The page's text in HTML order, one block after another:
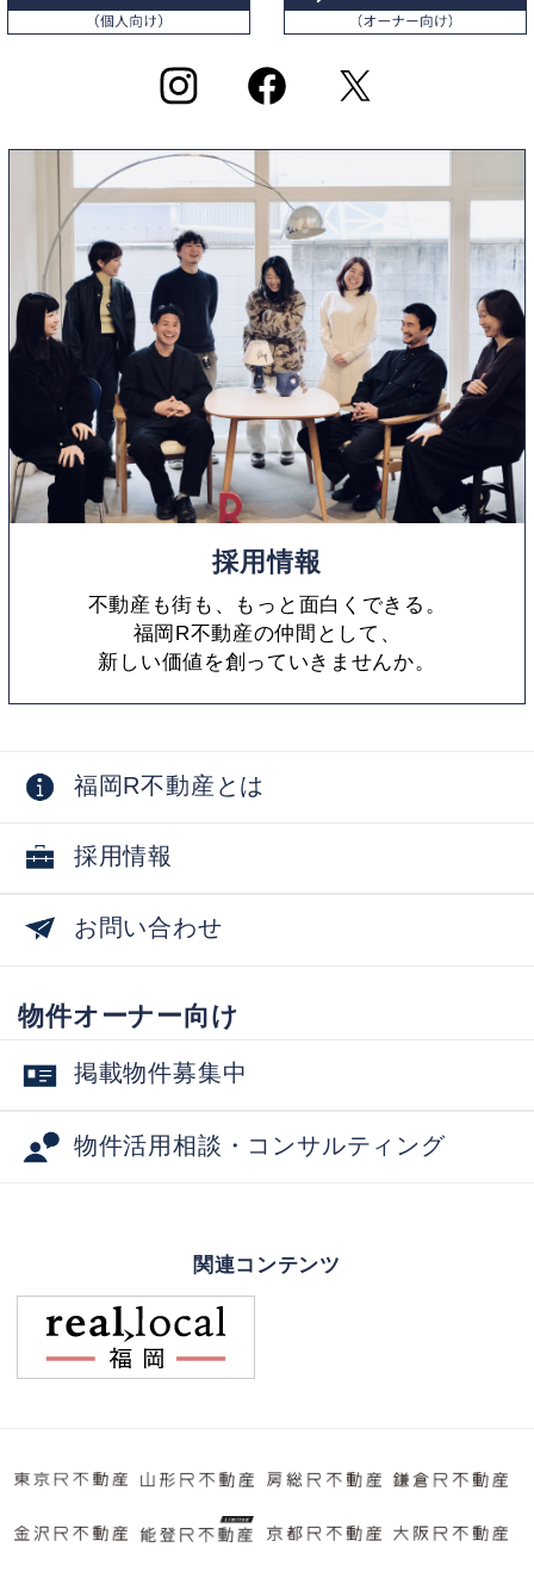
採用情報
不動産も街も、もっと面白くできる。
福岡R不動産の仲間として、
新しい価値を創っていきませんか。
福岡R不動産とは
採用情報
お問い合わせ
物件オーナー向け
掲載物件募集中
物件活用相談・コンサルティング
関連コンテンツ